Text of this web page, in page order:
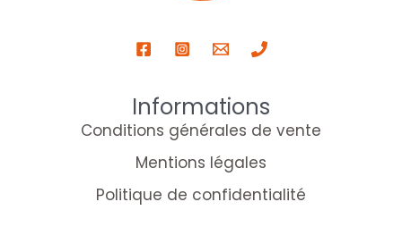
Informations
Conditions générales de vente
Mentions légales
Politique de confidentialité